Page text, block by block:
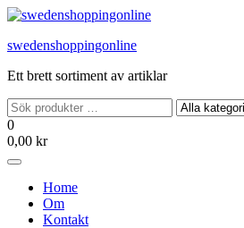
Hoppa
innehållet
swedenshoppingonline
Ett brett sortiment av artiklar
0
0,00 kr
Home
Om
Kontakt